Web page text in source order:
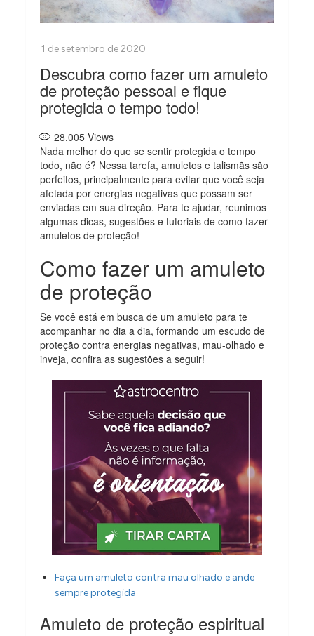
Descubra como fazer um amuleto
de proteção pessoal e fique
protegida o tempo todo!
28.005 Views
Nada melhor do que se sentir protegida o tempo
todo, não é? Nessa tarefa, amuletos e talismãs são
perfeitos, principalmente para evitar que você seja
afetada por energias negativas que possam ser
enviadas em sua direção. Para te ajudar, reunimos
algumas dicas, sugestões e tutoriais de como fazer
amuletos de proteção!
Como fazer um amuleto
de proteção
Se você está em busca de um amuleto para te
acompanhar no dia a dia, formando um escudo de
proteção contra energias negativas, mau-olhado e
inveja, confira as sugestões a seguir!
Faça um amuleto contra mau olhado e ande
sempre protegida
Amuleto de proteção espiritual